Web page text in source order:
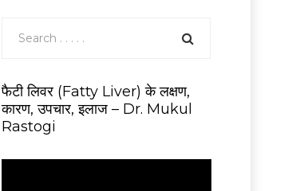
फैटी लिवर (Fatty Liver) के लक्षण,
कारण, उपचार, इलाज – Dr. Mukul
Rastogi